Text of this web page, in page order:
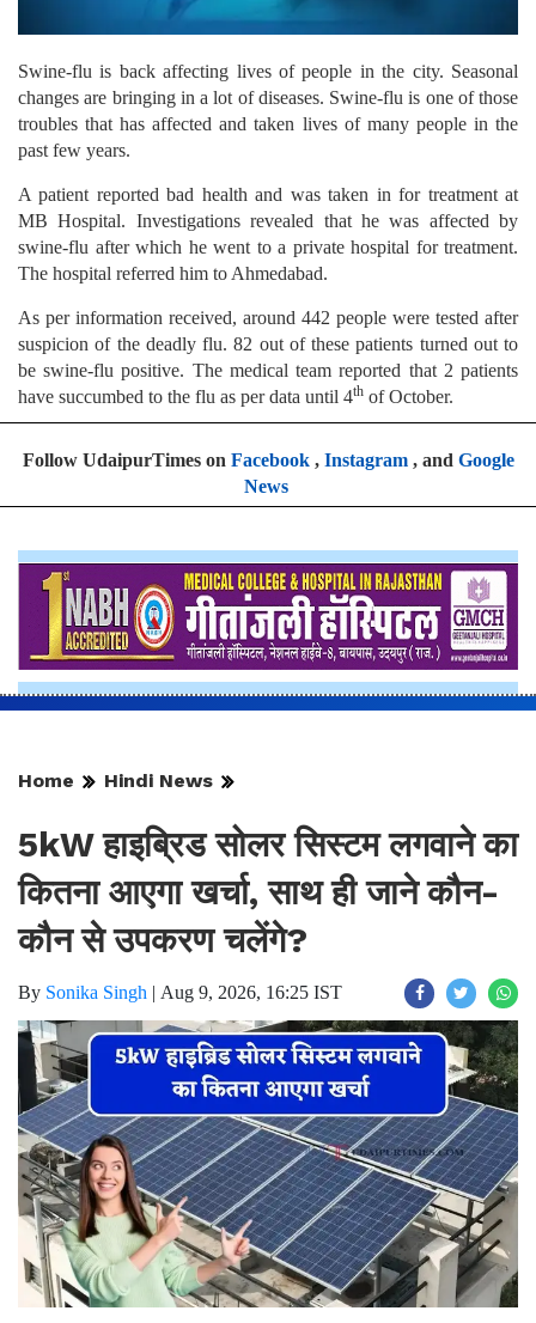
Swine-flu is back affecting lives of people in the city. Seasonal
changes are bringing in a lot of diseases. Swine-flu is one of those
troubles that has affected and taken lives of many people in the
past few years.
A patient reported bad health and was taken in for treatment at
MB Hospital. Investigations revealed that he was affected by
swine-flu after which he went to a private hospital for treatment.
The hospital referred him to Ahmedabad.
As per information received, around 442 people were tested after
suspicion of the deadly flu. 82 out of these patients turned out to
be swine-flu positive. The medical team reported that 2 patients
have succumbed to the flu as per data until 4th of October.
Follow UdaipurTimes on Facebook, Instagram, and Google
News
Home Hindi News
5kW हाइब्रिड सोलर सिस्टम लगवाने का
कितना आएगा खर्चा, साथ ही जाने कौन-
कौन से उपकरण चलेंगे?
By Sonika Singh | Aug 9, 2026, 16:25 IST